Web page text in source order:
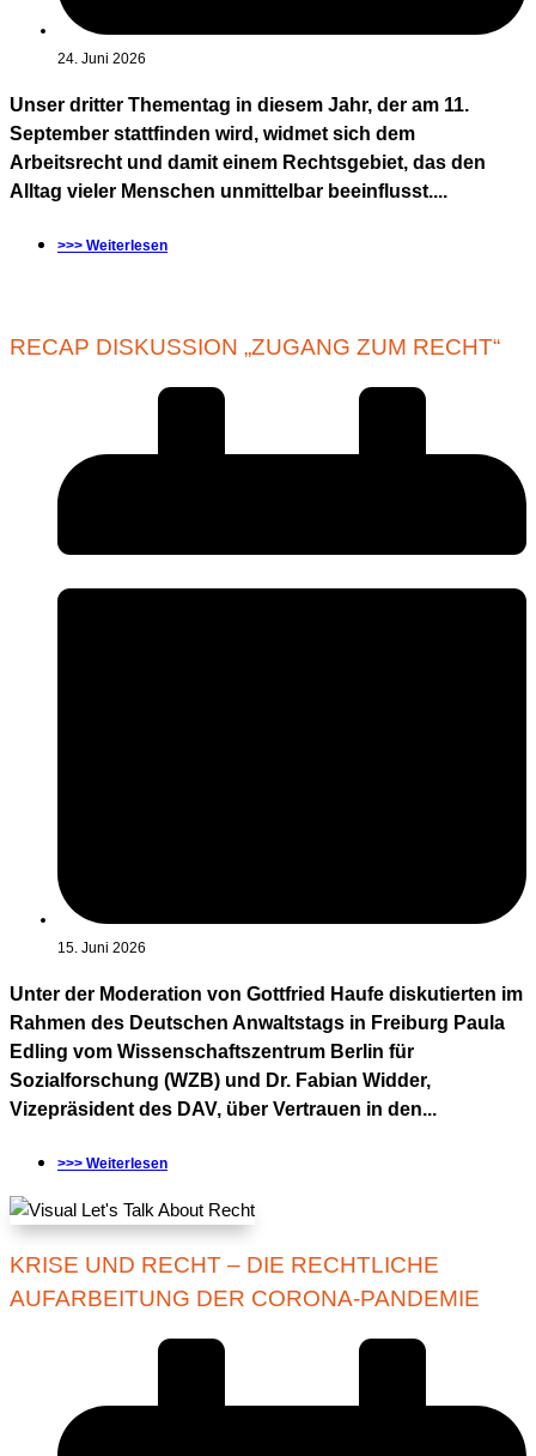
24. Juni 2026
Unser dritter Thementag in diesem Jahr, der am 11.
September stattfinden wird, widmet sich dem
Arbeitsrecht und damit einem Rechtsgebiet, das den
Alltag vieler Menschen unmittelbar beeinflusst....
>>> Weiterlesen
RECAP DISKUSSION „ZUGANG ZUM RECHT“
15. Juni 2026
Unter der Moderation von Gottfried Haufe diskutierten im
Rahmen des Deutschen Anwaltstags in Freiburg Paula
Edling vom Wissenschaftszentrum Berlin für
Sozialforschung (WZB) und Dr. Fabian Widder,
Vizepräsident des DAV, über Vertrauen in den...
>>> Weiterlesen
KRISE UND RECHT – DIE RECHTLICHE
AUFARBEITUNG DER CORONA-PANDEMIE